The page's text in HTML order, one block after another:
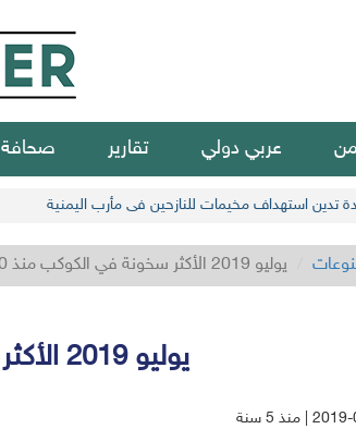
عربي دولي تقارير صحافة
تدين استهداف مخيمات للنازحين في مأرب اليمنية
يوليو 2019 الأكثر سخونة في الكوكب منذ 140 عاماً
يوليو 2019 الأكثر سخونة في الكوكب منذ 140 عاماً
| منذ 5 سنة